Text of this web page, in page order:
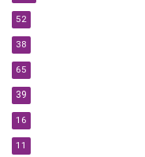
52
38
65
39
16
11